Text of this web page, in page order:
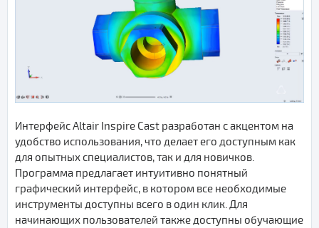
Интерфейс Altair Inspire Cast разработан с акцентом на
удобство использования, что делает его доступным как
для опытных специалистов, так и для новичков.
Программа предлагает интуитивно понятный
графический интерфейс, в котором все необходимые
инструменты доступны всего в один клик. Для
начинающих пользователей также доступны обучающие